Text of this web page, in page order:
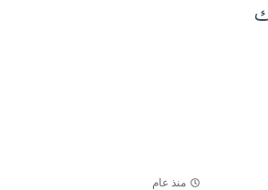
منذ عام